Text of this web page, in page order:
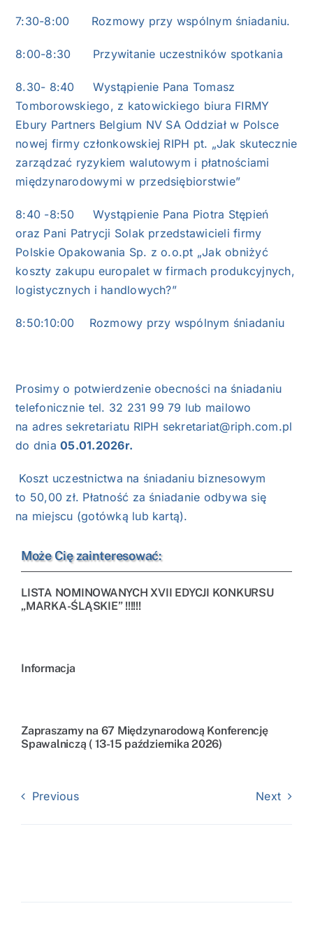
7:30-8:00 Rozmowy przy wspólnym śniadaniu.
8:00-8:30 Przywitanie uczestników spotkania
8.30- 8:40 Wystąpienie Pana Tomasz
Tomborowskiego, z katowickiego biura FIRMY
Ebury Partners Belgium NV SA Oddział w Polsce
nowej firmy członkowskiej RIPH pt. „Jak skutecznie
zarządzać ryzykiem walutowym i płatnościami
międzynarodowymi w przedsiębiorstwie”
8:40 -8:50 Wystąpienie Pana Piotra Stępień
oraz Pani Patrycji Solak przedstawicieli firmy
Polskie Opakowania Sp. z o.o.pt „Jak obniżyć
koszty zakupu europalet w firmach produkcyjnych,
logistycznych i handlowych?”
8:50:10:00 Rozmowy przy wspólnym śniadaniu
Prosimy o potwierdzenie obecności na śniadaniu
telefonicznie tel. 32 231 99 79 lub mailowo
na adres sekretariatu RIPH sekretariat@riph.com.pl
do dnia05.01.2026r.
Koszt uczestnictwa na śniadaniu biznesowym
to 50,00 zł. Płatność za śniadanie odbywa się
na miejscu (gotówką lub kartą).
Może Cię zainteresować:
LISTA NOMINOWANYCH XVII EDYCJI KONKURSU
„MARKA-ŚLĄSKIE” !!!!!!
Informacja
Zapraszamy na 67 Międzynarodową Konferencję
Spawalniczą ( 13-15 października 2026)
Previous Next